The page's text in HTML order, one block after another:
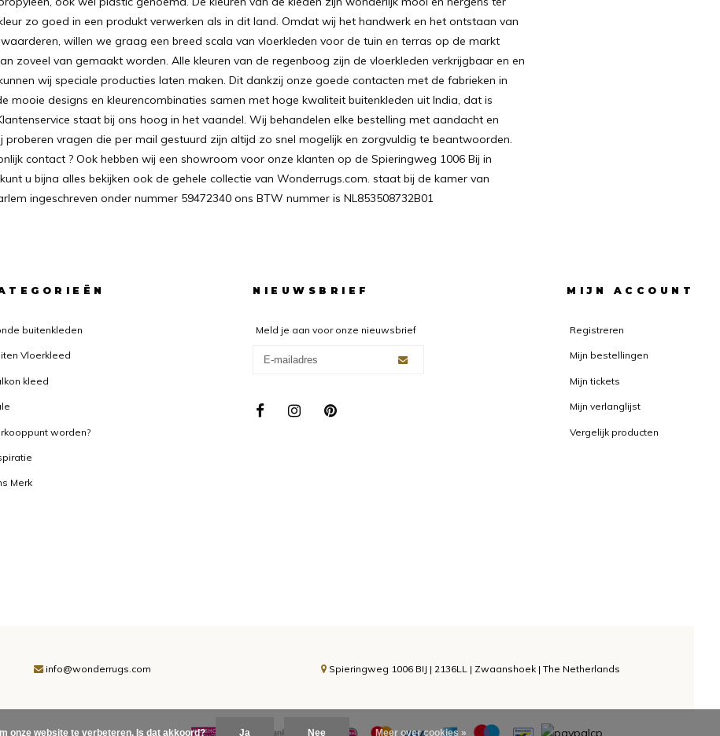
zo goed in een produkt verwerken als in dit land. Omdat wij het handwerk en het ontstaan van
willen we graag een breed scala van vloerkleden voor de tuin en terras op de markt
zoveel van gemaakt worden. Alle kleuren van de regenboog zijn de vloerkleden verkrijgbaar en en
wij speciale producties laten maken. Dit dankzij onze goede contacten met de fabrieken in
mooie designs en kleurencombinaties samen met hoge kwaliteit buitenkleden uit India, dat is
staat bij ons hoog in het vaandel. Wij behandelen elke bestelling met aandacht en
proberen vragen die per mail gestuurd zijn altijd zo snel mogelijk en zorgvuldig te beantwoorden.
contact ? Ook hebben wij een showroom voor onze klanten op de Spieringweg 1006 Bij in
u bijna alles bekijken ook de gehele collectie van Wonderrugs.com. staat bij de kamer van
ingeschreven onder nummer 59472340 ons BTW nummer is NL853508732B01
buitenkleden
Vloerkleed
kleed
worden?
Merk
NIEUWSBRIEF
Meld je aan voor onze nieuwsbrief
MIJN ACCOUNT
Registreren
Mijn bestellingen
Mijn tickets
Mijn verlanglijst
Vergelijk producten
info@wonderrugs.com Spieringweg 1006 BIJ | 2136LL | Zwaanshoek | The Netherlands
onze website te verbeteren. Is dat akkoord? Ja Nee Meer over cookies »